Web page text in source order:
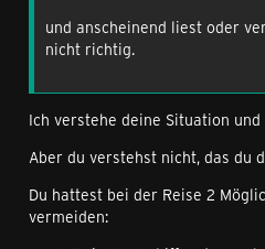
und anscheinend liest oder
nicht richtig.
Ich verstehe deine Situation
Aber du verstehst nicht, das du
Du hattest bei der Reise 2
vermeiden: